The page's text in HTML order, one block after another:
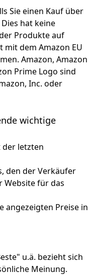
Sie einen Kauf über
hat keine
Produkte auf
mit dem Amazon EU
Amazon, Amazon
Prime Logo sind
Inc. oder
wichtige
der letzten
den der Verkäufer
Website für das
angezeigten Preise in
u.ä. bezieht sich
Meinung.